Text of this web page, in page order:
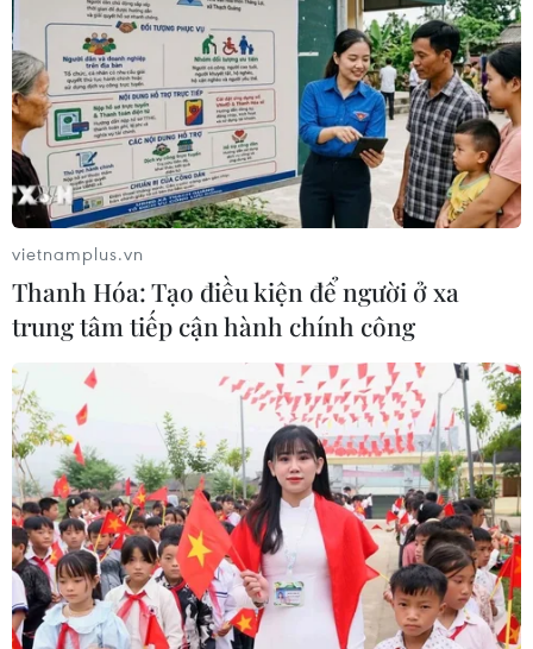
vietnamplus.vn
Thanh Hóa: Tạo điều kiện để người ở xa
trung tâm tiếp cận hành chính công